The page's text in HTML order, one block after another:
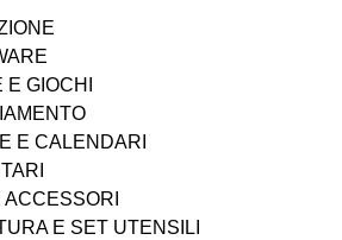
E GIOCHI
E CALENDARI
E SET UTENSILI